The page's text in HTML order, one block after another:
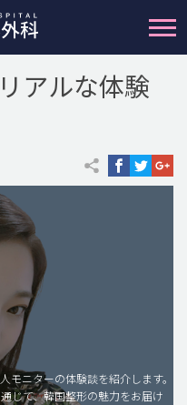
アルな体験
モニターの体験談を紹介します。
じて、韓国整形の魅力をお届け